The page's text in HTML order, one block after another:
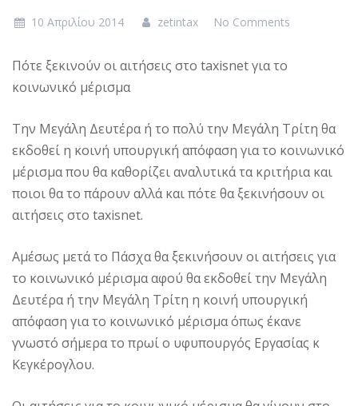
10 Απριλίου 2014 zetintax No Comments
Πότε ξεκινούν οι αιτήσεις στο taxisnet για το
κοινωνικό μέρισμα
Την Μεγάλη Δευτέρα ή το πολύ την Μεγάλη Τρίτη θα
εκδοθεί η κοινή υπουργική απόφαση για το κοινωνικό
μέρισμα που θα καθορίζει αναλυτικά τα κριτήρια και
ποιοι θα το πάρουν αλλά και πότε θα ξεκινήσουν οι
αιτήσεις στο taxisnet.
Αμέσως μετά το Πάσχα θα ξεκινήσουν οι αιτήσεις για
το κοινωνικό μέρισμα αφού θα εκδοθεί την Μεγάλη
Δευτέρα ή την Μεγάλη Τρίτη η κοινή υπουργική
απόφαση για το κοινωνικό μέρισμα όπως έκανε
γνωστό σήμερα το πρωί ο υφυπουργός Εργασίας κ
Κεγκέρογλου.